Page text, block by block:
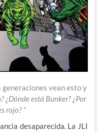
generaciones vean esto y
¿Dónde está Bunker? ¿Por
rojo? “
desaparecida. La JLI